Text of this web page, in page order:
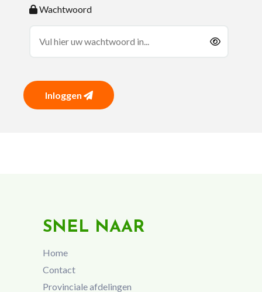
Wachtwoord
Inloggen
SNEL NAAR
Home
Contact
Provinciale afdelingen